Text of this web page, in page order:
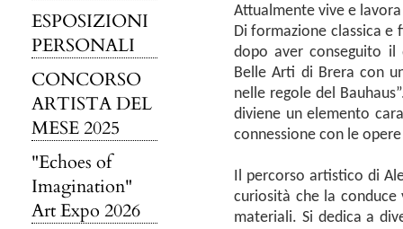
ESPOSIZIONI
PERSONALI
CONCORSO
ARTISTA DEL
MESE 2025
"Echoes of
Imagination"
Art Expo 2026
Attualmente vive e
Di formazione classica
dopo aver conseguito il
Belle Arti di Brera con
nelle regole del
diviene un elemento
connessione con le
Il percorso artistico di
curiosità che la
materiali. Si dedica a